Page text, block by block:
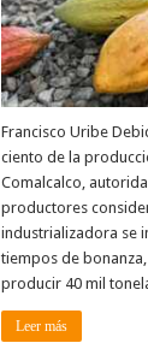
Francisco Uribe
ciento de la
Comalcalco,
productores
industrializadora se
tiempos de
producir 40 mil
Leer más